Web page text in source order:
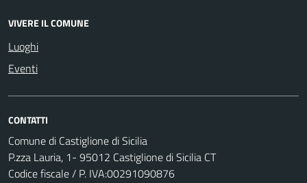
VIVERE IL COMUNE
Luoghi
Eventi
CONTATTI
Comune di Castiglione di Sicilia
P.zza Lauria, 1- 95012 Castiglione di Sicilia CT
Codice fiscale / P. IVA:00291090876